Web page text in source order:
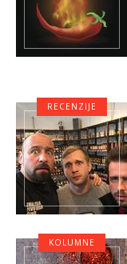
RECENZIJE
KOLUMNE